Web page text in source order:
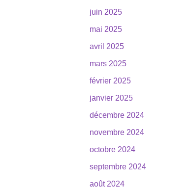
juin 2025
mai 2025
avril 2025
mars 2025
février 2025
janvier 2025
décembre 2024
novembre 2024
octobre 2024
septembre 2024
août 2024